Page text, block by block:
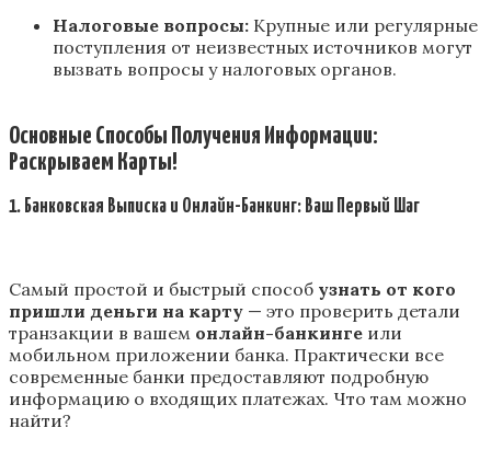
Налоговые вопросы: Крупные или регулярные
поступления от неизвестных источников могут
вызвать вопросы у налоговых органов.
Основные Способы Получения Информации:
Раскрываем Карты!
1. Банковская Выписка и Онлайн-Банкинг: Ваш Первый Шаг
Самый простой и быстрый способ узнать от кого
пришли деньги на карту — это проверить детали
транзакции в вашем онлайн-банкинге или
мобильном приложении банка. Практически все
современные банки предоставляют подробную
информацию о входящих платежах. Что там можно
найти?